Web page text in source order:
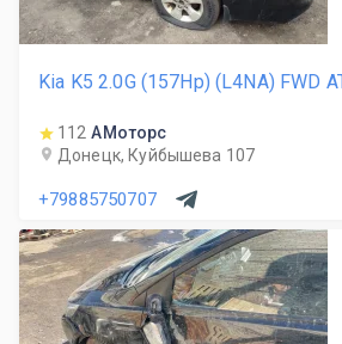
Kia K5 2.0G (157Hp) (L4NA) FWD
112 АМоторс
Донецк, Куйбышева 107
+79885750707